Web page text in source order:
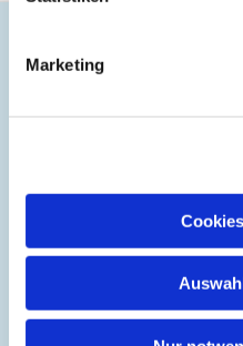
Marketing
Evangelische
DIREKT ZU
Kirchenkreis